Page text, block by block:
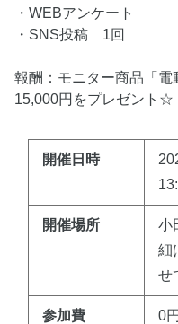
・WEBアンケート
・SNS投稿 1回
報酬：モニター商品「
15,000円をプレゼント☆
開催日時
開催場所
小
細
せ
参加費 0円